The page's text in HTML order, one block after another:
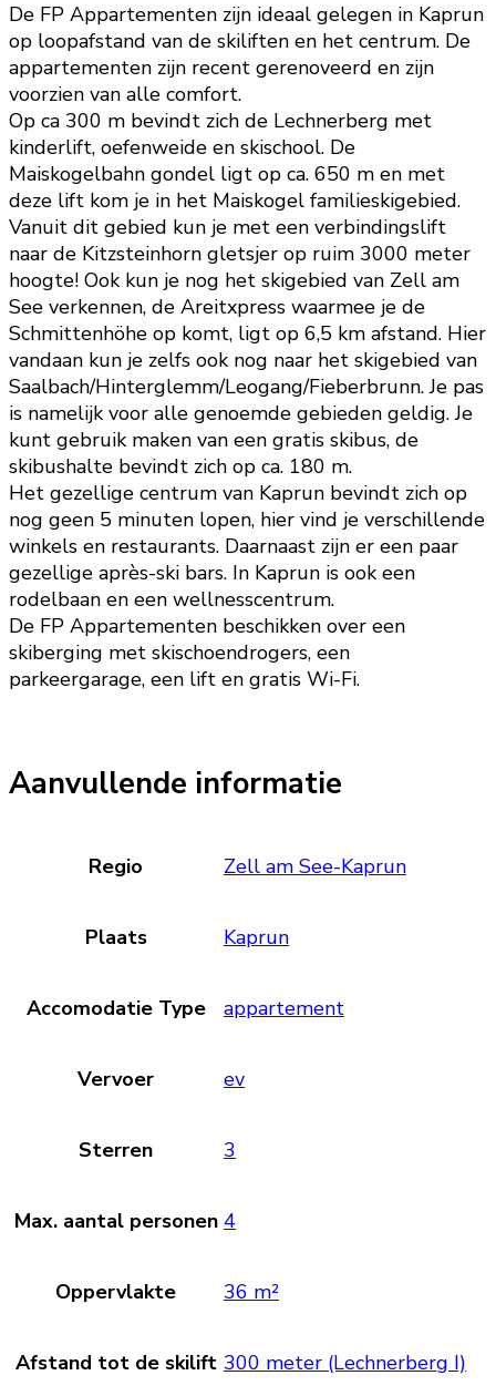
De FP Appartementen zijn ideaal gelegen in Kaprun
op loopafstand van de skiliften en het centrum. De
appartementen zijn recent gerenoveerd en zijn
voorzien van alle comfort.
Op ca 300 m bevindt zich de Lechnerberg met
kinderlift, oefenweide en skischool. De
Maiskogelbahn gondel ligt op ca. 650 m en met
deze lift kom je in het Maiskogel familieskigebied.
Vanuit dit gebied kun je met een verbindingslift
naar de Kitzsteinhorn gletsjer op ruim 3000 meter
hoogte! Ook kun je nog het skigebied van Zell am
See verkennen, de Areitxpress waarmee je de
Schmittenhöhe op komt, ligt op 6,5 km afstand. Hier
vandaan kun je zelfs ook nog naar het skigebied van
Saalbach/Hinterglemm/Leogang/Fieberbrunn. Je pas
is namelijk voor alle genoemde gebieden geldig. Je
kunt gebruik maken van een gratis skibus, de
skibushalte bevindt zich op ca. 180 m.
Het gezellige centrum van Kaprun bevindt zich op
nog geen 5 minuten lopen, hier vind je verschillende
winkels en restaurants. Daarnaast zijn er een paar
gezellige après-ski bars. In Kaprun is ook een
rodelbaan en een wellnesscentrum.
De FP Appartementen beschikken over een
skiberging met skischoendrogers, een
parkeergarage, een lift en gratis Wi-Fi.
Aanvullende informatie
Regio Zell am See-Kaprun
Plaats Kaprun
Accomodatie Type appartement
Vervoer ev
Sterren 3
Max. aantal personen 4
Oppervlakte 36 m²
Afstand tot de skilift 300 meter (Lechnerberg I)